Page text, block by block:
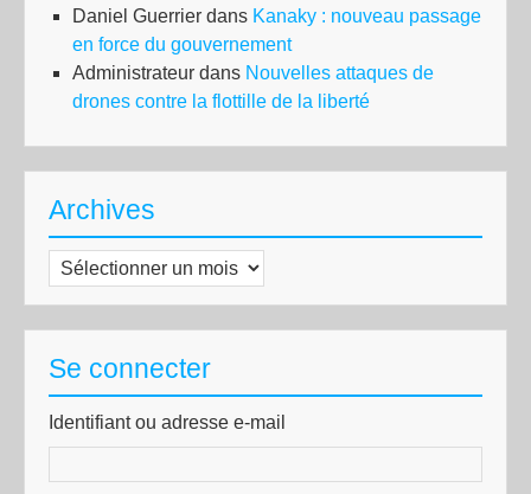
Daniel Guerrier dans Kanaky : nouveau passage
en force du gouvernement
Administrateur dans Nouvelles attaques de
drones contre la flottille de la liberté
Archives
Archives
Se connecter
Identifiant ou adresse e-mail